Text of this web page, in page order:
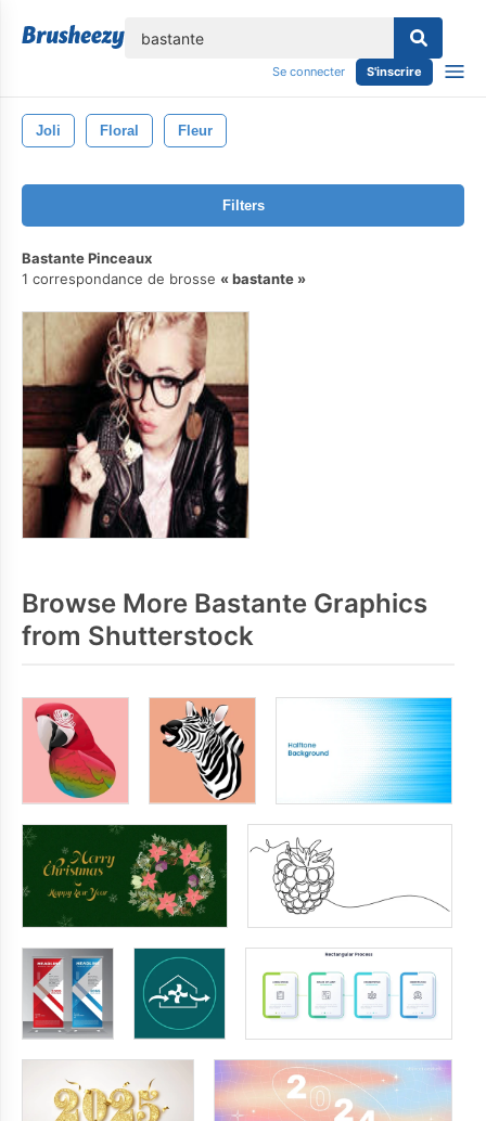
Se connecter S'inscrire
Joli Floral Fleur
Filters
Bastante Pinceaux
1 correspondance de brosse
bastante
Browse More Bastante Graphics
from Shutterstock